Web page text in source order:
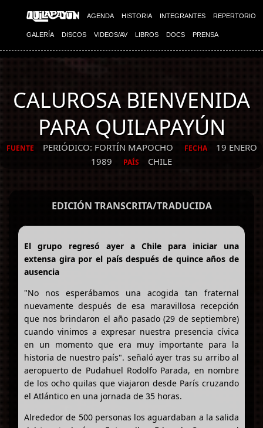
AGENDA HISTORIA INTEGRANTES REPERTORIO
GALERÍA DISCOS VIDEOS/AV LIBROS DOCS PRENSA
CALUROSA BIENVENIDA
PARA QUILAPAYÚN
FUENTE PERIÓDICO: FORTÍN MAPOCHO FECHA
19 ENERO
1989
PAÍS CHILE
EDICIÓN TRANSCRITA/TRADUCIDA
El grupo regresó ayer a Chile para iniciar una
extensa gira por el país después de quince años de
ausencia
"No nos esperábamos una acogida tan fraternal
nuevamente después de esa maravillosa recepción
que nos brindaron el año pasado (29 de septiembre)
cuando vinimos a expresar nuestra presencia cívica
en un momento que era muy importante para la
historia de nuestro país". señaló ayer tras su arribo al
aeropuerto de Pudahuel Rodolfo Parada, en nombre
de los ocho quilas que viajaron desde París cruzando
el Atlántico en una jornada de 35 horas.
Alrededor de 500 personas los aguardaban a la salida